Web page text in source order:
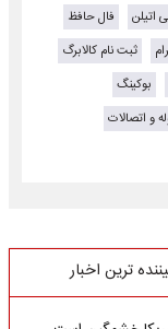
اتیلن
فال حافظ
ثبت نام کالابرگ
بوکینگ
و اتصالات
ترین اخبار